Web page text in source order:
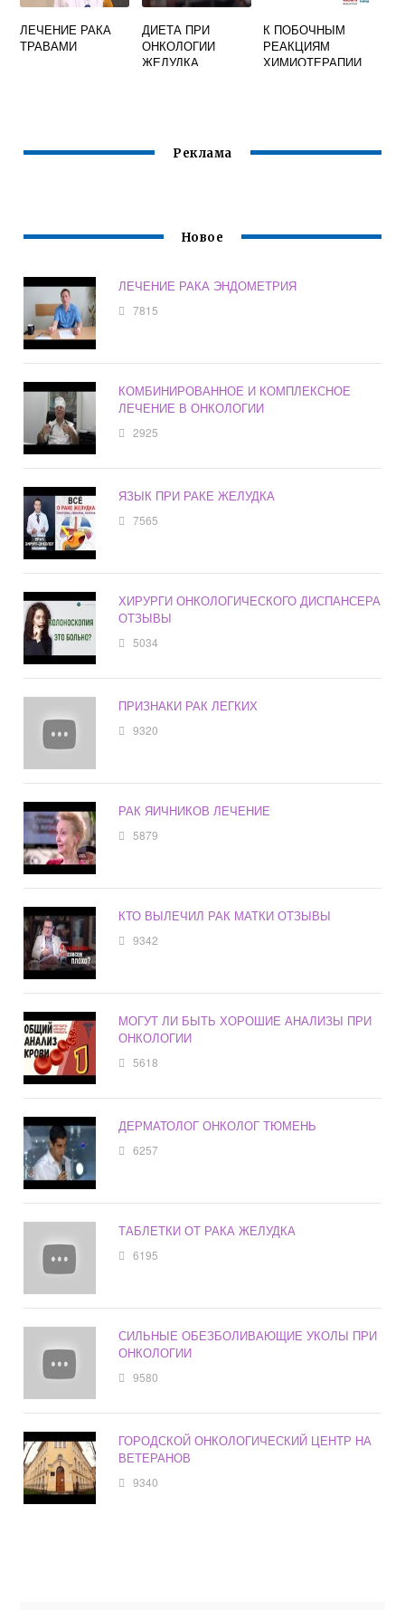
ЛЕЧЕНИЕ РАКА
ТРАВАМИ
ДИЕТА ПРИ
ОНКОЛОГИИ
ЖЕЛУДКА
К ПОБОЧНЫМ
РЕАКЦИЯМ
ХИМИОТЕРАПИИ
Реклама
Новое
ЛЕЧЕНИЕ РАКА ЭНДОМЕТРИЯ
7815
КОМБИНИРОВАННОЕ И КОМПЛЕКСНОЕ
ЛЕЧЕНИЕ В ОНКОЛОГИИ
2925
ЯЗЫК ПРИ РАКЕ ЖЕЛУДКА
7565
ХИРУРГИ ОНКОЛОГИЧЕСКОГО ДИСПАНСЕРА
ОТЗЫВЫ
5034
ПРИЗНАКИ РАК ЛЕГКИХ
9320
РАК ЯИЧНИКОВ ЛЕЧЕНИЕ
5879
КТО ВЫЛЕЧИЛ РАК МАТКИ ОТЗЫВЫ
9342
МОГУТ ЛИ БЫТЬ ХОРОШИЕ АНАЛИЗЫ ПРИ
ОНКОЛОГИИ
5618
ДЕРМАТОЛОГ ОНКОЛОГ ТЮМЕНЬ
6257
ТАБЛЕТКИ ОТ РАКА ЖЕЛУДКА
6195
СИЛЬНЫЕ ОБЕЗБОЛИВАЮЩИЕ УКОЛЫ ПРИ
ОНКОЛОГИИ
9580
ГОРОДСКОЙ ОНКОЛОГИЧЕСКИЙ ЦЕНТР НА
ВЕТЕРАНОВ
9340